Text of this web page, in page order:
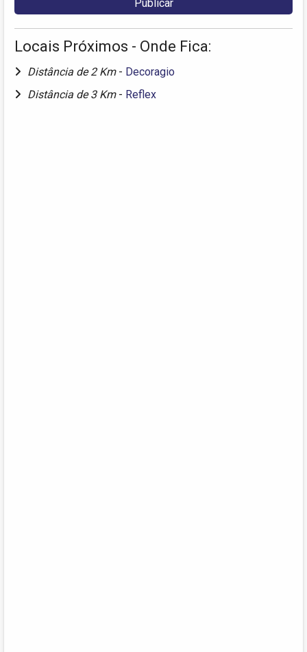
Locais Próximos - Onde Fica:
Distância de 2 Km - Decoragio
Distância de 3 Km - Reflex